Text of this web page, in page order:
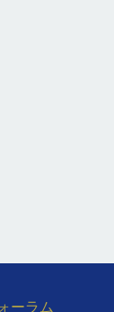
ーラム